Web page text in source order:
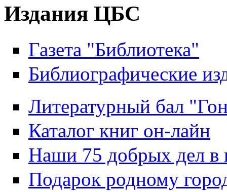
Издания ЦБС
Газета "Библиотека"
Библиографические
Литературный бал
Каталог книг он-лайн
Наши 75 добрых дел в
Подарок родному